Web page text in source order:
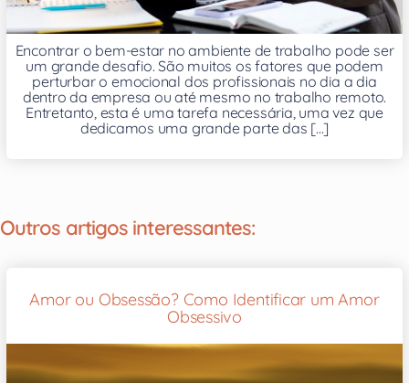
Encontrar o bem-estar no ambiente de trabalho pode ser
um grande desafio. São muitos os fatores que podem
perturbar o emocional dos profissionais no dia a dia
dentro da empresa ou até mesmo no trabalho remoto.
Entretanto, esta é uma tarefa necessária, uma vez que
dedicamos uma grande parte das [...]
Outros artigos interessantes:
Amor ou Obsessão? Como Identificar um Amor
Obsessivo